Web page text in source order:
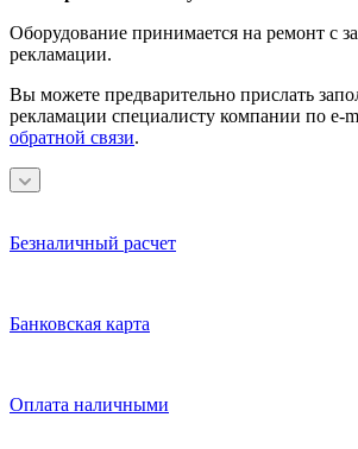
Оборудование принимается на ремонт с
рекламации.
Вы можете предварительно прислать
рекламации специалисту компании по e-
обратной связи.
Безналичный расчет
Банковская карта
Оплата наличными